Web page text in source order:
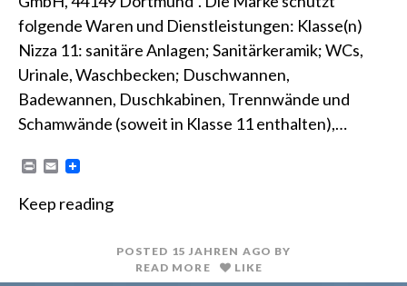
folgende Waren und Dienstleistungen: Klasse(n)
Nizza 11: sanitäre Anlagen; Sanitärkeramik; WCs,
Urinale, Waschbecken; Duschwannen,
Badewannen, Duschkabinen, Trennwände und
Schamwände (soweit in Klasse 11 enthalten),…
P
n
E
i
Keep reading
POSTED 15 JAHREN AGO BY
READ MORE
LIKE